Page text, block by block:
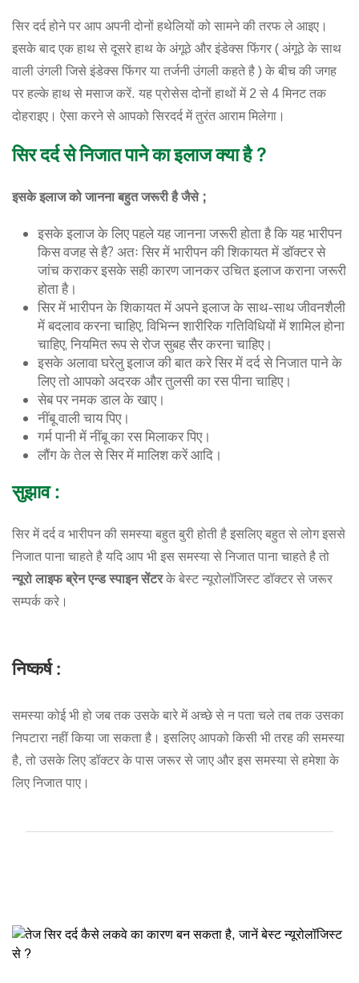
सिर दर्द होने पर आप अपनी दोनों हथेलियों को सामने की तरफ ले आइए।
इसके बाद एक हाथ से दूसरे हाथ के अंगूठे और इंडेक्स फिंगर ( अंगूठे के साथ
वाली उंगली जिसे इंडेक्स फिंगर या तर्जनी उंगली कहते है ) के बीच की जगह
पर हल्के हाथ से मसाज करें. यह प्रोसेस दोनों हाथों में 2 से 4 मिनट तक
दोहराइए। ऐसा करने से आपको सिरदर्द में तुरंत आराम मिलेगा।
सिरदर्दसेनिजातपानेकाइलाजक्याहै?
इसके इलाज को जानना बहुत जरूरी है जैसे ;
इसके इलाज के लिए पहले यह जानना जरूरी होता है कि यह भारीपन
किस वजह से है? अतः सिर में भारीपन की शिकायत में डॉक्टर से
जांच कराकर इसके सही कारण जानकर उचित इलाज कराना जरूरी
होता है।
सिर में भारीपन के शिकायत में अपने इलाज के साथ-साथ जीवनशैली
में बदलाव करना चाहिए, विभिन्न शारीरिक गतिविधियों में शामिल होना
चाहिए, नियमित रूप से रोज सुबह सैर करना चाहिए।
इसके अलावा घरेलु इलाज की बात करे सिर में दर्द से निजात पाने के
लिए तो आपको अदरक और तुलसी का रस पीना चाहिए।
सेब पर नमक डाल के खाए।
नींबू वाली चाय पिए।
गर्म पानी में नींबू का रस मिलाकर पिए।
लौंग के तेल से सिर में मालिश करें आदि।
सुझाव:
सिर में दर्द व भारीपन की समस्या बहुत बुरी होती है इसलिए बहुत से लोग इससे
निजात पाना चाहते है यदि आप भी इस समस्या से निजात पाना चाहते है तो
न्यूरो लाइफ ब्रेन एन्ड स्पाइन सेंटरके बेस्ट न्यूरोलॉजिस्ट डॉक्टर से जरूर
सम्पर्क करे।
निष्कर्ष:
समस्या कोई भी हो जब तक उसके बारे में अच्छे से न पता चले तब तक उसका
निपटारा नहीं किया जा सकता है। इसलिए आपको किसी भी तरह की समस्या
है, तो उसके लिए डॉक्टर के पास जरूर से जाए और इस समस्या से हमेशा के
लिए निजात पाए।